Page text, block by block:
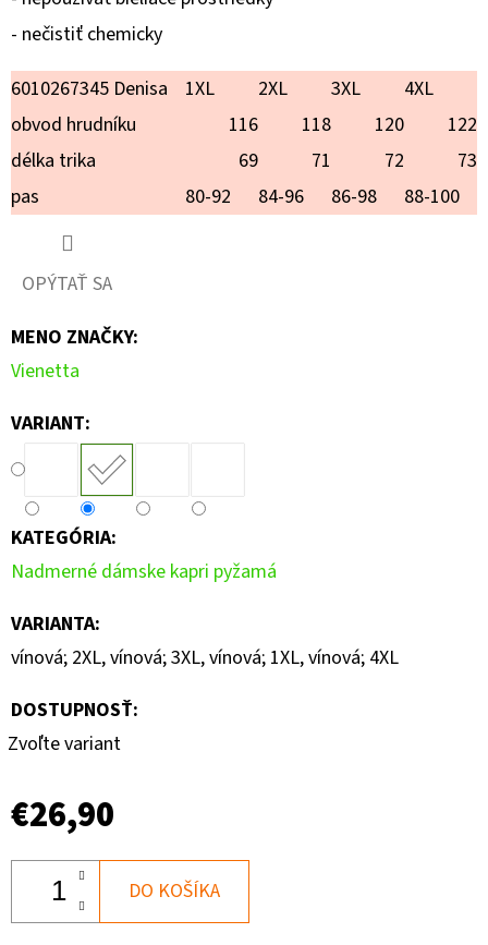
- nečistiť chemicky
6010267345 Denisa
1XL 2XL 3XL
4XL
obvod hrudníku
116 118 120
122
délka trika
69 71 72
73
pas
80-92 84-96 86-98 88-100
OPÝTAŤ SA
MENO ZNAČKY:
Vienetta
VARIANT:
KATEGÓRIA:
Nadmerné dámske kapri pyžamá
VARIANTA:
vínová; 2XL, vínová; 3XL, vínová; 1XL, vínová; 4XL
DOSTUPNOSŤ:
Zvoľte variant
€26,90
DO KOŠÍKA